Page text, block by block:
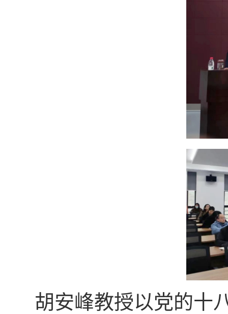
胡安峰教授以党的十